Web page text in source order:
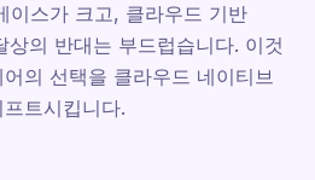
이스가 크고, 클라우드 기반
의 반대는 부드럽습니다. 이것
의 선택을 클라우드 네이티브
트시킵니다.